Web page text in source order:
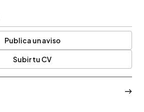
Publica un aviso
Subir tu CV